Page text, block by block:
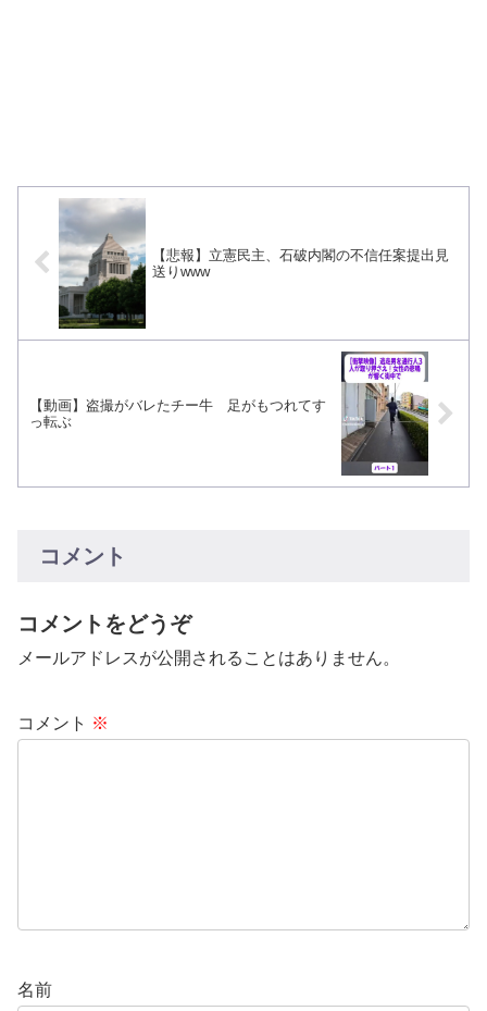
【悲報】立憲民主、石破内閣の不信任案提出見
送りwww
【動画】盗撮がバレたチー牛 足がもつれてす
っ転ぶ
コメント
コメントをどうぞ
メールアドレスが公開されることはありません。
コメント ※
名前